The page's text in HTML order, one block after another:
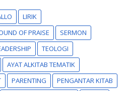
LIRIK
OF PRAISE
SERMON
TEOLOGI
AYAT ALKITAB TEMATIK
PARENTING
PENGANTAR KITAB